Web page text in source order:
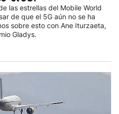
las estrellas del Mobile World
de que el 5G aún no se ha
sobre esto con Ane Iturzaeta,
Gladys.